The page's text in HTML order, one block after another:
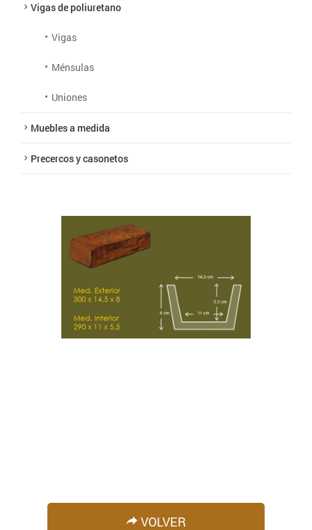
Vigas de poliuretano
Vigas
Ménsulas
Uniones
Muebles a medida
Precercos y casonetos
VOLVER